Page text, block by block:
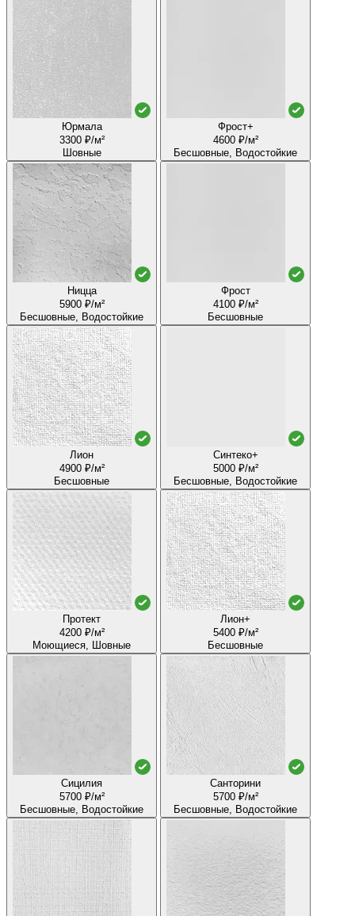
Юрмала
3300 ₽/м²
Шовные
Фрост+
4600 ₽/м²
Бесшовные, Водостойкие
Ницца
5900 ₽/м²
Бесшовные, Водостойкие
Фрост
4100 ₽/м²
Бесшовные
Лион
4900 ₽/м²
Бесшовные
Синтеко+
5000 ₽/м²
Бесшовные, Водостойкие
Протект
4200 ₽/м²
Моющиеся, Шовные
Лион+
5400 ₽/м²
Бесшовные
Сицилия
5700 ₽/м²
Бесшовные, Водостойкие
Санторини
5700 ₽/м²
Бесшовные, Водостойкие